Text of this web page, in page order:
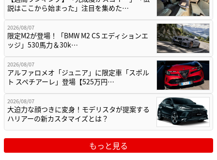
説はここから始まった」注目を集めた…
2026/08/07
限定M2が登場！「BMW M2 CS エディションエ
ッジ」530馬力＆30k…
2026/08/07
アルファロメオ「ジュニア」に限定車「スポル
ト スペチアーレ」登場【525万円…
2026/08/07
大迫力な顔つきに変身！モデリスタが提案する
ハリアーの新カスタマイズとは？
もっと見る